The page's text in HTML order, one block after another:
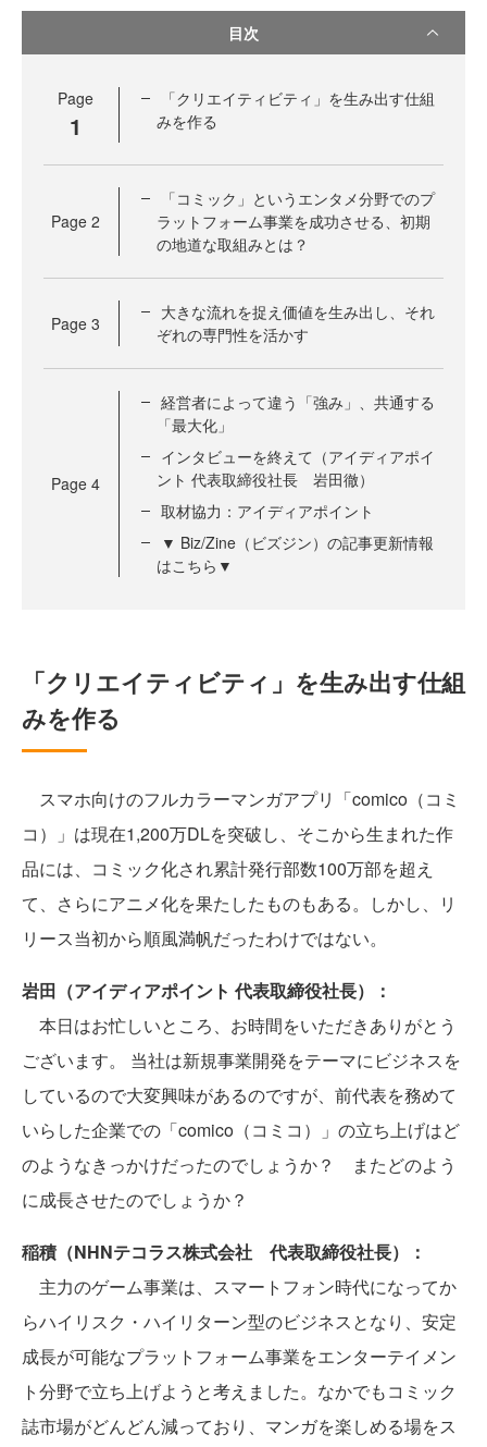
目次
Page
1
「クリエイティビティ」を生み出す仕組
みを作る
Page 2
「コミック」というエンタメ分野でのプ
ラットフォーム事業を成功させる、初期
の地道な取組みとは？
Page 3
大きな流れを捉え価値を生み出し、それ
ぞれの専門性を活かす
Page 4
経営者によって違う「強み」、共通する
「最大化」
インタビューを終えて（アイディアポイ
ント 代表取締役社長 岩田徹）
取材協力：アイディアポイント
▼ Biz/Zine（ビズジン）の記事更新情報
はこちら▼
「クリエイティビティ」を生み出す仕組
みを作る
スマホ向けのフルカラーマンガアプリ「comico（コミ
コ）」は現在1,200万DLを突破し、そこから生まれた作
品には、コミック化され累計発行部数100万部を超え
て、さらにアニメ化を果たしたものもある。しかし、リ
リース当初から順風満帆だったわけではない。
岩田（アイディアポイント 代表取締役社長）：
本日はお忙しいところ、お時間をいただきありがとう
ございます。 当社は新規事業開発をテーマにビジネスを
しているので大変興味があるのですが、前代表を務めて
いらした企業での「comico（コミコ）」の立ち上げはど
のようなきっかけだったのでしょうか？ またどのよう
に成長させたのでしょうか？
稲積（NHNテコラス株式会社 代表取締役社長）：
主力のゲーム事業は、スマートフォン時代になってか
らハイリスク・ハイリターン型のビジネスとなり、安定
成長が可能なプラットフォーム事業をエンターテイメン
ト分野で立ち上げようと考えました。なかでもコミック
誌市場がどんどん減っており、マンガを楽しめる場をス